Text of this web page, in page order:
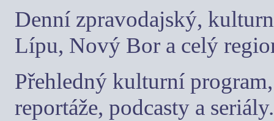
Denní zpravodajský,
Lípu, Nový Bor a celý
Přehledný kulturní
reportáže, podcasty a seriály.